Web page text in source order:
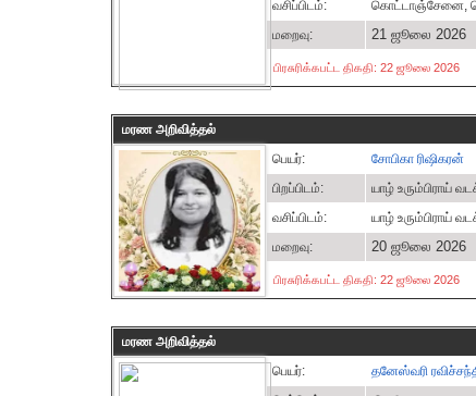
வசிப்பிடம்:
கொட்டாஞ்சேனை,
மறைவு:
21 ஜூலை 2026
பிரசுரிக்கபட்ட திகதி: 22 ஜூலை 2026
மரண அறிவித்தல்
பெயர்:
சோபிகா ரிஷிகரன்
பிறப்பிடம்:
யாழ் உரும்பிராய்
வசிப்பிடம்:
யாழ் உரும்பிராய்
மறைவு:
20 ஜூலை 2026
பிரசுரிக்கபட்ட திகதி: 22 ஜூலை 2026
மரண அறிவித்தல்
பெயர்:
தனேஸ்வரி